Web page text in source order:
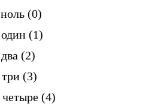
ноль (0)
один (1)
два (2)
три (3)
четыре (4)